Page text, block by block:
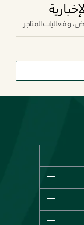
و فعاليات المتاجر.